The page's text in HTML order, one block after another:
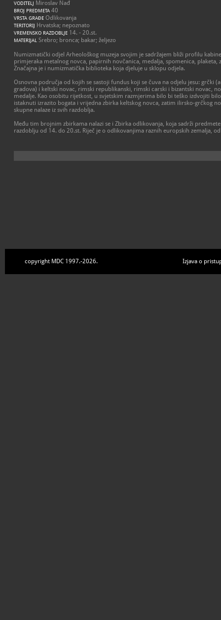
VODITELJ Miroslav Nađ
BROJ PREDMETA 40
VRSTA GRAĐE Odlikovanja
TERITORIJ Hrvatska; nepoznato
VREMENSKO RAZDOBLJE 14. - 20.st.
MATERIJAL Srebro; bronca; bakar; željezo
Numizmatički odjel Arheološkog muzeja svojim je sadržajem bliži profilu
primjeraka metalnog novca, papirnih novčanica, medalja, spomenica, plaketa,
Značajna je i numizmatička biblioteka koja djeluje u sklopu odjela.
Osnovna područja od kojih se sastoji fundus koji se čuva na odjelu jesu: grčki
gradova) i keltski novac, rimski republikanski, rimski carski i bizantski novac,
medalje. Kao osobitu rijetkost, u svjetskim razmjerima bilo bi teško izdvojiti
istaknuti izrazito bogata i vrijedna zbirka keltskog novca, zatim ilirsko-grčkog
skupne nalaze iz svih razdoblja.
Među tim brojnim zbirkama nalazi se i Zbirka odlikovanja, koja sadrži
razdoblju od 14. do 20.st. Riječ je o odlikovanjima raznih europskih zemalja,
copyright MDC 1997.-2026. Izjava o